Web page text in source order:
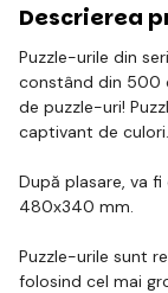
Descrierea
Puzzle-urile din
constând din 500
de puzzle-uri!
captivant de culori.
După plasare, va
480x340 mm.
Puzzle-urile sunt
folosind cel mai